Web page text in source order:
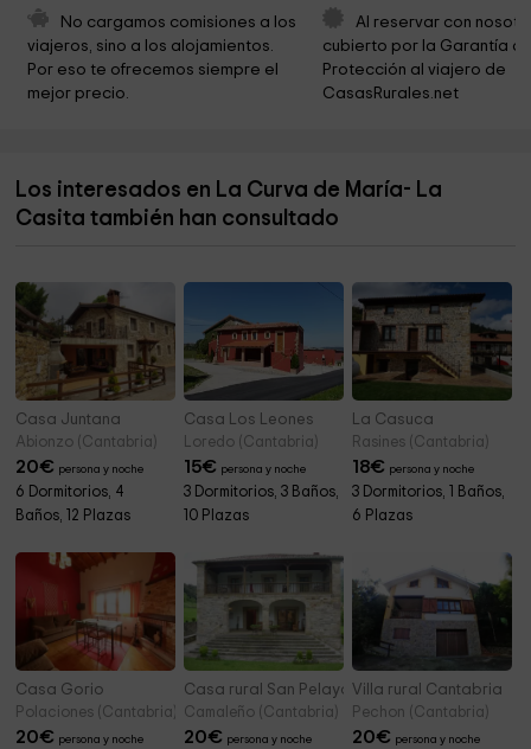
Las Cascadas De Doña Ursula en Barcenillas 4,2 km
5,1 km
Ermita de San Roque
No cargamos comisiones a los
viajeros, sino a los alojamientos.
Por eso te ofrecemos siempre el
mejor precio.
Al reservar con
cubierto por la Garantía
Protección al viajero de
CasasRurales.net
Los interesados en La Curva de María- La
Casita también han consultado
Casa Juntana
Abionzo (Cantabria)
20€ persona y noche
6 Dormitorios, 4
Baños, 12 Plazas
Casa Los Leones
Loredo (Cantabria)
15€ persona y noche
3 Dormitorios, 3 Baños,
10 Plazas
La Casuca
Rasines (Cantabria)
18€ persona y noche
3 Dormitorios, 1 Baños,
6 Plazas
Casa Gorio
Polaciones (Cantabria)
20€ persona y noche
Casa rural San Pelayo
Camaleño (Cantabria)
20€ persona y noche
Villa rural Cantabria
Pechon (Cantabria)
20€ persona y noche